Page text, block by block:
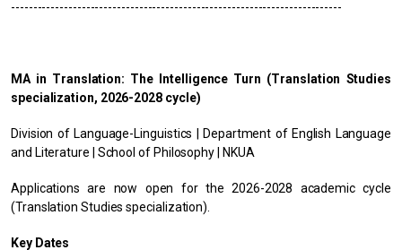
---------------------------------------------------------------------------
MA in Translation: The Intelligence Turn (Translation Studies
specialization, 2026-2028 cycle)
Division of Language-Linguistics | Department of English Language
and Literature | School of Philosophy | NKUA
Applications are now open for the 2026-2028 academic cycle
(Translation Studies specialization).
Key Dates